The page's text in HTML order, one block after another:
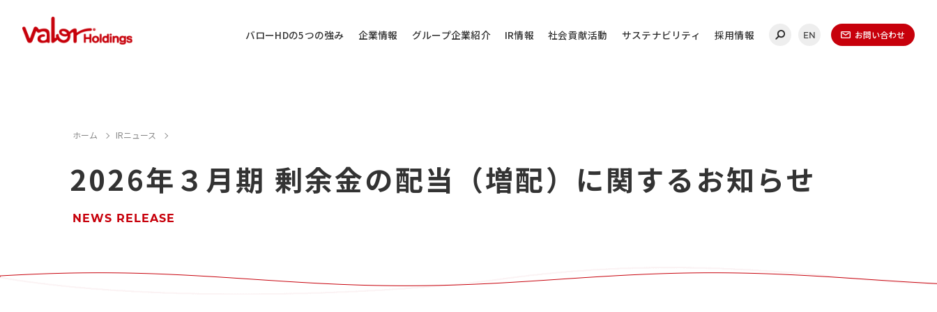
バローHDの5つの強み 企業情報 グループ企業紹介 IR情報 社会貢献活動 サステナビリティ 採用情報 EN お問い合わせ
IR情報に関するお問い合わせ
店舗用地・テナント・催事に関するお問い合わせ
M&A案件に関するお問い合わせ
当社代表電話にご連絡ください。
電話番号は御間違えの無いよう、再度ご確認ください。
ホーム IRニュース
2026年３月期 剰余金の配当（増配）に関するお知らせ
NEWS RELEASE